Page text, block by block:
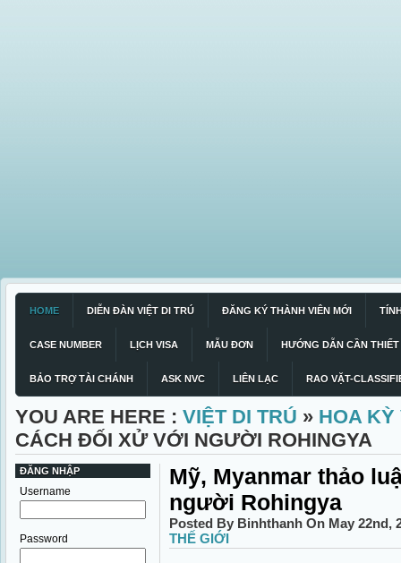
HOME DIỄN ĐÀN VIỆT DI TRÚ ĐĂNG KÝ THÀNH VIÊN MỚI
CASE NUMBER LỊCH VISA MẪU ĐƠN HƯỚNG DẪN CẦN THIẾT
BẢO TRỢ TÀI CHÁNH ASK NVC LIÊN LẠC RAO VẶT-
YOU ARE HERE : VIỆT DI TRÚ » HOA KỲ
CÁCH ĐỐI XỬ VỚI NGƯỜI ROHINGYA
ĐĂNG NHẬP
Username
Password
Mỹ, Myanmar thảo
người Rohingya
Posted By Binhthanh On May 22nd,
THẾ GIỚI